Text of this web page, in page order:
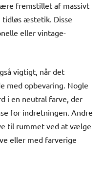
fremstillet af massivt
tidløs æstetik. Disse
eller vintage-
vigtigt, når det
med opbevaring. Nogle
i en neutral farve, der
for indretningen. Andre
til rummet ved at vælge
eller med farverige